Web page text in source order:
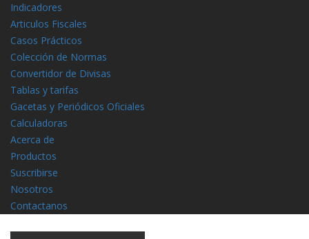
Indicadores
Articulos Fiscales
Casos Prácticos
Colección de Normas
Convertidor de Divisas
Tablas y tarifas
Gacetas y Periódicos Oficiales
Calculadoras
Acerca de
Productos
Suscribirse
Nosotros
Contactanos